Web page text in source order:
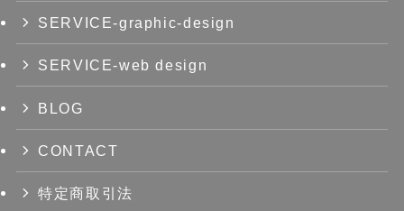
SERVICE-graphic-design
SERVICE-web design
BLOG
CONTACT
特定商取引法